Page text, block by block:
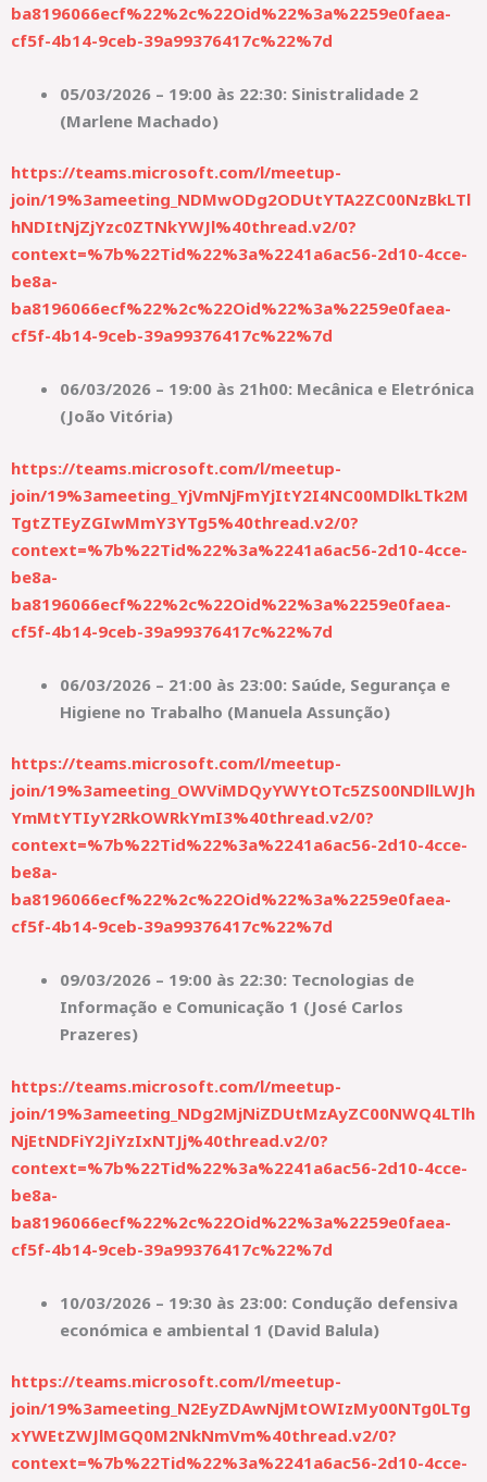
ba8196066ecf%22%2c%22Oid%22%3a%2259e0faea-
cf5f-4b14-9ceb-39a99376417c%22%7d
05/03/2026 – 19:00 às 22:30: Sinistralidade 2
(Marlene Machado)
https://teams.microsoft.com/l/meetup-
join/19%3ameeting_NDMwODg2ODUtYTA2ZC00NzBkLTl
hNDItNjZjYzc0ZTNkYWJl%40thread.v2/0?
context=%7b%22Tid%22%3a%2241a6ac56-2d10-4cce-
be8a-
ba8196066ecf%22%2c%22Oid%22%3a%2259e0faea-
cf5f-4b14-9ceb-39a99376417c%22%7d
06/03/2026 – 19:00 às 21h00: Mecânica e Eletrónica
(João Vitória)
https://teams.microsoft.com/l/meetup-
join/19%3ameeting_YjVmNjFmYjItY2I4NC00MDlkLTk2M
TgtZTEyZGIwMmY3YTg5%40thread.v2/0?
context=%7b%22Tid%22%3a%2241a6ac56-2d10-4cce-
be8a-
ba8196066ecf%22%2c%22Oid%22%3a%2259e0faea-
cf5f-4b14-9ceb-39a99376417c%22%7d
06/03/2026 – 21:00 às 23:00: Saúde, Segurança e
Higiene no Trabalho (Manuela Assunção)
https://teams.microsoft.com/l/meetup-
join/19%3ameeting_OWViMDQyYWYtOTc5ZS00NDllLWJh
YmMtYTIyY2RkOWRkYmI3%40thread.v2/0?
context=%7b%22Tid%22%3a%2241a6ac56-2d10-4cce-
be8a-
ba8196066ecf%22%2c%22Oid%22%3a%2259e0faea-
cf5f-4b14-9ceb-39a99376417c%22%7d
09/03/2026 – 19:00 às 22:30: Tecnologias de
Informação e Comunicação 1 (José Carlos
Prazeres)
https://teams.microsoft.com/l/meetup-
join/19%3ameeting_NDg2MjNiZDUtMzAyZC00NWQ4LTlh
NjEtNDFiY2JiYzIxNTJj%40thread.v2/0?
context=%7b%22Tid%22%3a%2241a6ac56-2d10-4cce-
be8a-
ba8196066ecf%22%2c%22Oid%22%3a%2259e0faea-
cf5f-4b14-9ceb-39a99376417c%22%7d
10/03/2026 – 19:30 às 23:00: Condução defensiva
económica e ambiental 1 (David Balula)
https://teams.microsoft.com/l/meetup-
join/19%3ameeting_N2EyZDAwNjMtOWIzMy00NTg0LTg
xYWEtZWJlMGQ0M2NkNmVm%40thread.v2/0?
context=%7b%22Tid%22%3a%2241a6ac56-2d10-4cce-